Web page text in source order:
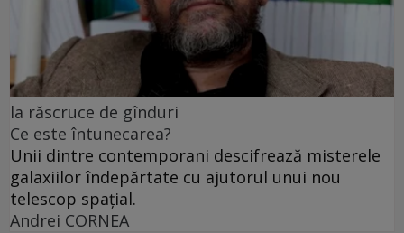
la răscruce de gînduri
Ce este întunecarea?
Unii dintre contemporani descifrează misterele
galaxiilor îndepărtate cu ajutorul unui nou
telescop spațial.
Andrei CORNEA